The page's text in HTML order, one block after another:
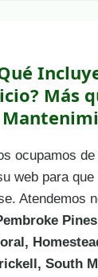
Más
ocupamos
web para
Atendemos
South